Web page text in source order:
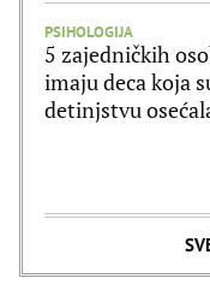
PSIHOLOGIJA
5 zajedničkih
imaju deca koja
detinjstvu